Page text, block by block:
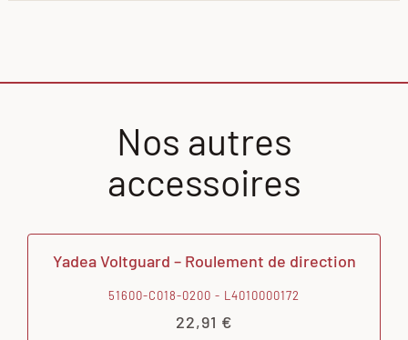
Nos autres
accessoires
Yadea Voltguard – Roulement de direction
51600-C018-0200 - L4010000172
22,91 €